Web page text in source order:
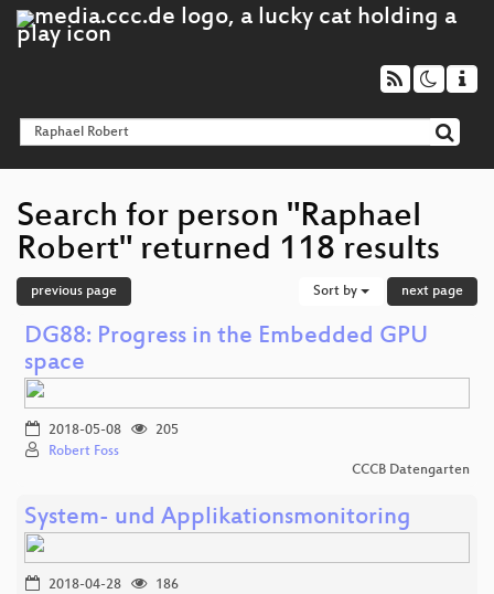
Search for person "Raphael
Robert" returned 118 results
previous page Sort by next page
DG88: Progress in the Embedded GPU
space
2018-05-08
205
Robert Foss
CCCB Datengarten
System- und Applikationsmonitoring
2018-04-28
186